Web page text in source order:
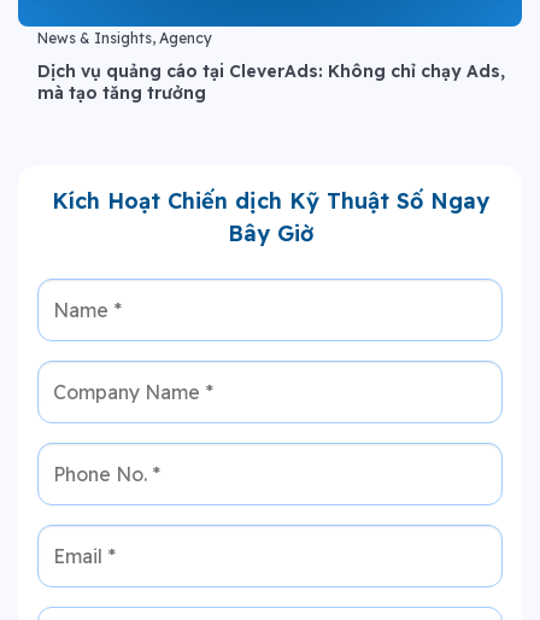
News & Insights, Agency
Dịch vụ quảng cáo tại CleverAds: Không chỉ chạy Ads,
mà tạo tăng trưởng
Kích Hoạt Chiến dịch Kỹ Thuật Số Ngay
Bây Giờ